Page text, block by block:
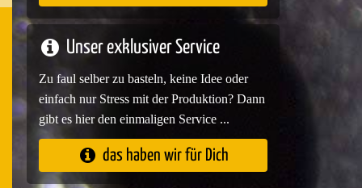
Unser exklusiver Service
Zu faul selber zu basteln, keine Idee oder
einfach nur Stress mit der Produktion? Dann
gibt es hier den einmaligen Service ...
das haben wir für Dich